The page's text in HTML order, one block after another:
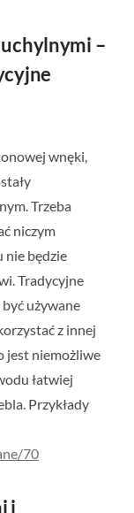
–
wnęki,
Trzeba
niczym
nie będzie
Tradycyjne
używane
z innej
jest niemożliwe
łatwiej
Przykłady
70
i